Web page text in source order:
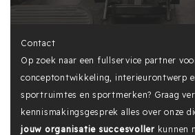
Contact
Op zoek naar een fullservice partner
conceptontwikkeling, interieurontwerp
sportruimtes en sportmerken? Graag
kennismakingsgesprek alles over onze
jouw organisatie succesvoller kunnen